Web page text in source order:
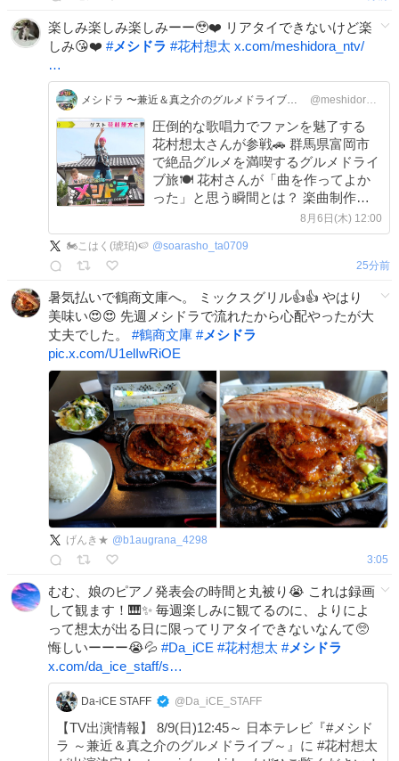
楽しみ楽しみ楽しみーー🥹❤️ リアタイできないけど楽
しみ😘❤️ #メシドラ #花村想太 x.com/meshidora_ntv/
…
メシドラ 〜兼近＆真之介のグルメドライブ〜【公式】 @meshidora_ntv
圧倒的な歌唱力でファンを魅了する
花村想太さんが参戦🚗 群馬県富岡市
で絶品グルメを満喫するグルメドライ
ブ旅🍽 花村さんが「曲を作ってよか
った」と思う瞬間とは？ 楽曲制作に
かける熱い思いも告白！ 日曜ひる12
時45分からは #メシドラ！ お楽しみ
に！🌈
8月6日(木) 12:00
🏍こはく(琥珀)🍉 @soarasho_ta0709
25分前
暑気払いで鶴商文庫へ。 ミックスグリル👍👍 やはり
美味い😍😍 先週メシドラで流れたから心配やったが大
丈夫でした。 #鶴商文庫 #メシドラ
pic.x.com/U1elIwRiOE
げんき★ @b1augrana_4298
3:05
むむ、娘のピアノ発表会の時間と丸被り😭 これは録画
して観ます！🎹✨ 毎週楽しみに観てるのに、よりによ
って想太が出る日に限ってリアタイできないなんて🥺
悔しいーーー😭💦 #Da_iCE #花村想太 #メシドラ
x.com/da_ice_staff/s…
Da-iCE STAFF @Da_iCE_STAFF
【TV出演情報】 8/9(日)12:45～ 日本テレビ『#メシド
ラ ～兼近＆真之介のグルメドライブ～』に #花村想太